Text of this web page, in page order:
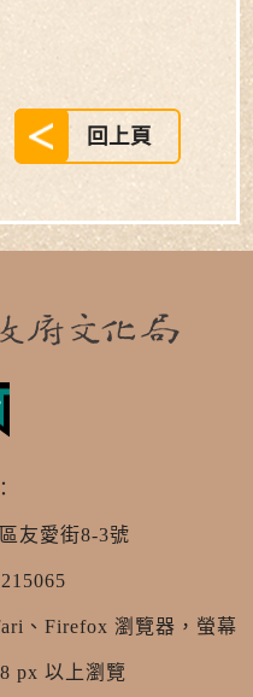
回上頁
友愛街8-3號
、Firefox 瀏覽器，螢幕
px 以上瀏覽